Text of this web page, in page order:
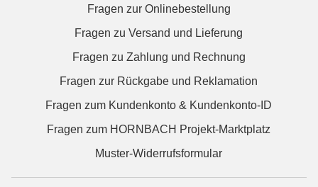
Fragen zur Onlinebestellung
Fragen zu Versand und Lieferung
Fragen zu Zahlung und Rechnung
Fragen zur Rückgabe und Reklamation
Fragen zum Kundenkonto & Kundenkonto-ID
Fragen zum HORNBACH Projekt-Marktplatz
Muster-Widerrufsformular